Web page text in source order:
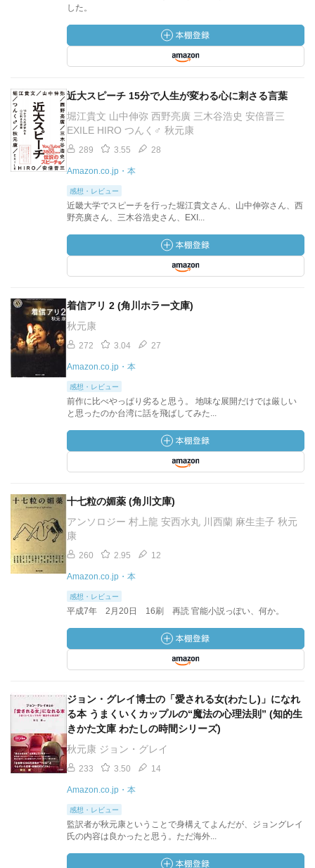
した。
近大スピーチ 15分で人生が変わる心に刺さる言葉
堀江貴文 山中伸弥 西野亮廣 三木谷浩史 安倍晋三
EXILE HIRO つんく♂ 秋元康
289 3.55 28
Amazon.co.jp・本
感想・レビュー
近畿大学でスピーチを行った堀江貴文さん、山中伸弥さん、西
野亮廣さん、三木谷浩史さん、EXI...
着信アリ 2 (角川ホラー文庫)
秋元康
272 3.04 27
Amazon.co.jp・本
感想・レビュー
前作に比べやっぱり劣ると思う。 地味な展開だけでは厳しい
と思ったのか台湾に話を飛ばしてみた...
十七粒の媚薬 (角川文庫)
アンソロジー 村上龍 安西水丸 川西蘭 麻生圭子 秋元
康
260 2.95 12
Amazon.co.jp・本
感想・レビュー
平成7年 2月20日 16刷 再読 官能小説っぽい、何か。
ジョン・グレイ博士の「愛される女(わたし)」になれ
る本 うまくいくカップルの“魔法の心理法則” (知的生
きかた文庫 わたしの時間シリーズ)
秋元康 ジョン・グレイ
233 3.50 14
Amazon.co.jp・本
感想・レビュー
監訳者が秋元康ということで身構えてよんだが、ジョングレイ
氏の内容は良かったと思う。ただ海外...